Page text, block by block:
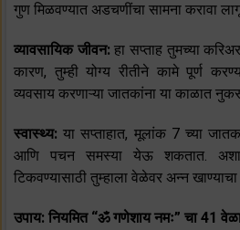
गुण मिळवण्यात अडचणींचा सामना करावा
व्यावसायिक जीवन:हा सप्ताह तुमच्या
कारण, तुम्ही योग्य रीतीने कामे पूर्ण
व्यवसाय करणाऱ्या जातकांना या काळात
स्वास्थ्य:या सप्ताहात, मूलांक 7 च्या
आणि पचन समस्या येऊ शकतात. अशा
टिकवण्यासाठी तुम्हाला वेळेवर अन्न
उपाय: नियमित “ॐ गणेशाय नमः” चा 41